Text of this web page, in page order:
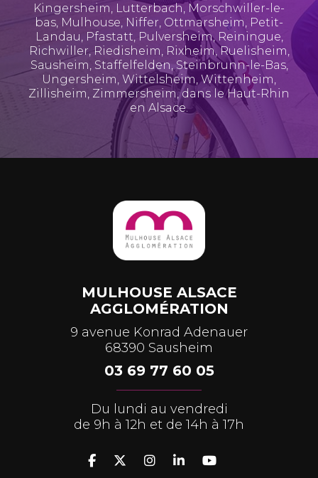
Kingersheim, Lutterbach, Morschwiller-le-
bas, Mulhouse, Niffer, Ottmarsheim, Petit-
Landau, Pfastatt, Pulversheim, Reiningue,
Richwiller, Riedisheim, Rixheim,Ruelisheim,
Sausheim, Staffelfelden, Steinbrunn-le-Bas,
Ungersheim, Wittelsheim,Wittenheim,
Zillisheim, Zimmersheim, dans le Haut-Rhin
en Alsace.
MULHOUSE ALSACE
AGGLOMÉRATION
9 avenue Konrad Adenauer
68390 Sausheim
03 69 77 60 05
Du lundi au vendredi
de 9h à 12h et de 14h à 17h